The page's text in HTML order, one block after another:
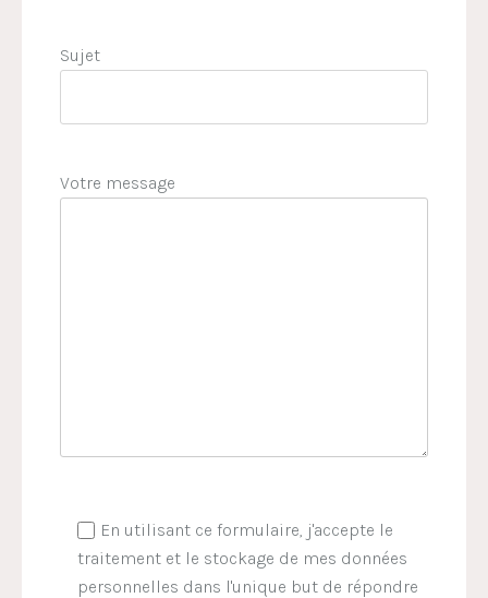
Sujet
Votre message
En utilisant ce formulaire, j'accepte le
traitement et le stockage de mes données
personnelles dans l'unique but de répondre